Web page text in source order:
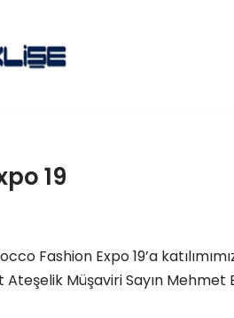
19
Fashion Expo 19’a
Müşaviri Sayın Mehmet